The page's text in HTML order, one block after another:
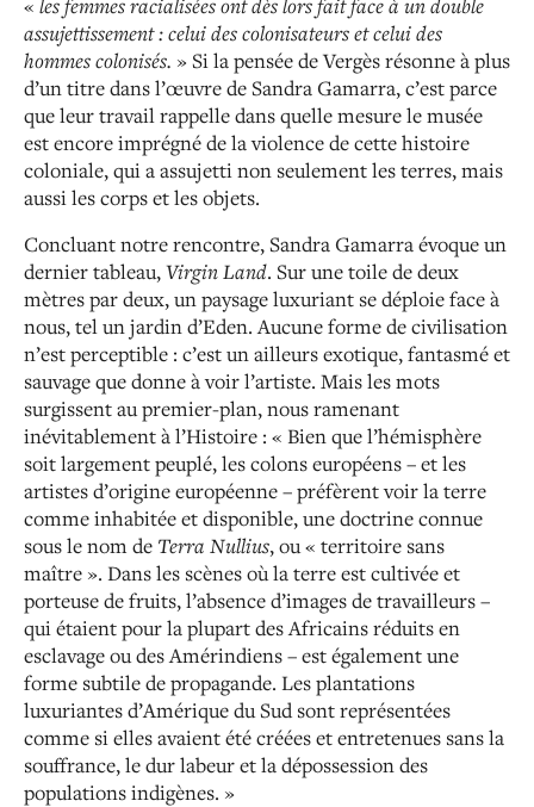
assujettissement : celui des colonisateurs et celui des
hommes colonisés. » Si la pensée de Vergès résonne à plus
d’un titre dans l’œuvre de Sandra Gamarra, c’est parce
que leur travail rappelle dans quelle mesure le musée
est encore imprégné de la violence de cette histoire
coloniale, qui a assujetti non seulement les terres, mais
aussi les corps et les objets.
Concluant notre rencontre, Sandra Gamarra évoque un
dernier tableau,Virgin Land. Sur une toile de deux
mètres par deux, un paysage luxuriant se déploie face à
nous, tel un jardin d’Eden. Aucune forme de civilisation
n’est perceptible : c’est un ailleurs exotique, fantasmé et
sauvage que donne à voir l’artiste. Mais les mots
surgissent au premier-plan, nous ramenant
inévitablement à l’Histoire : « Bien que l’hémisphère
soit largement peuplé, les colons européens – et les
artistes d’origine européenne – préfèrent voir la terre
comme inhabitée et disponible, une doctrine connue
sous le nom de Terra Nullius, ou « territoire sans
maître ». Dans les scènes où la terre est cultivée et
porteuse de fruits, l’absence d’images de travailleurs –
qui étaient pour la plupart des Africains réduits en
esclavage ou des Amérindiens – est également une
forme subtile de propagande. Les plantations
luxuriantes d’Amérique du Sud sont représentées
comme si elles avaient été créées et entretenues sans la
souffrance, le dur labeur et la dépossession des
populations indigènes. »